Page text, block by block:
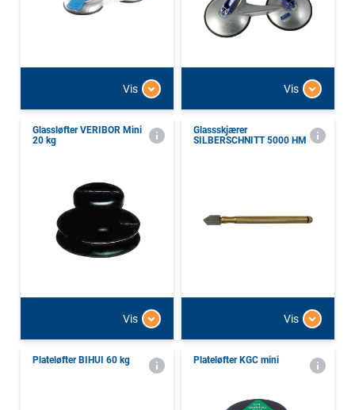
Vis Vis
Glassløfter VERIBOR Mini
20 kg
Vis
Glassskjærer
SILBERSCHNITT 5000 HM
Vis
Plateløfter BIHUI 60 kg Plateløfter KGC mini